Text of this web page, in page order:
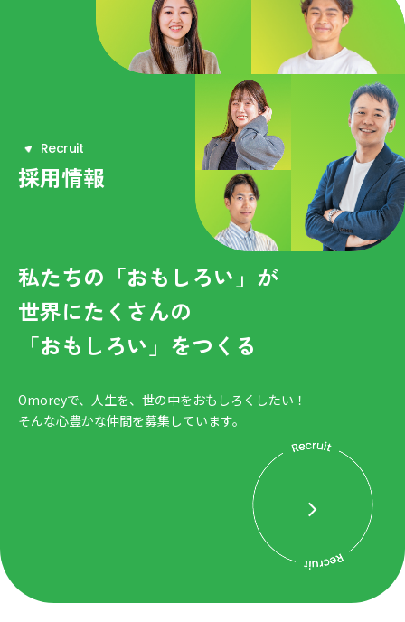
Recruit
採用情報
私たちの「おもしろい」が
世界にたくさんの
「おもしろい」をつくる
Omoreyで、人生を、世の中をおもしろくしたい！
そんな心豊かな仲間を募集しています。